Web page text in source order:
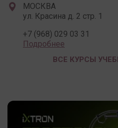
МОСКВА
ул. Красина д. 2 стр. 1
+7 (968) 029 03 31
Подробнее
ВСЕ КУРСЫ